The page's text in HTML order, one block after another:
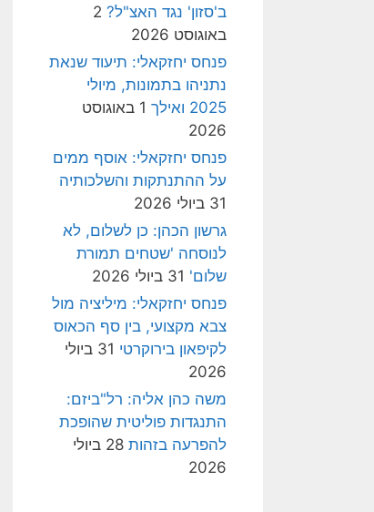
ב'סזון' נגד האצ"ל? 2
באוגוסט 2026
פנחס יחזקאלי: תיעוד שנאת
נתניהו בתמונות, מיולי
2025 ואילך
1 באוגוסט
2026
פנחס יחזקאלי: אוסף ממים
על ההתנתקות והשלכותיה
31 ביולי 2026
גרשון הכהן: כן לשלום, לא
לנוסחה 'שטחים תמורת
שלום' 31 ביולי 2026
פנחס יחזקאלי: מיליציה מול
צבא מקצועי, בין סף הכאוס
לקיפאון בירוקרטי
31 ביולי
2026
משה כהן אליה: רל"ביזם:
התנגדות פוליטית שהופכת
להפרעה בזהות
28 ביולי
2026